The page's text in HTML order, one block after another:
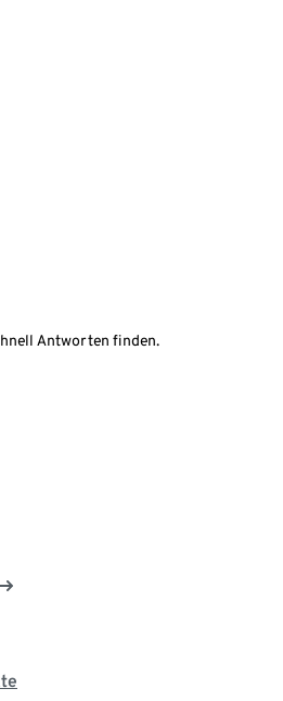
Antworten finden.